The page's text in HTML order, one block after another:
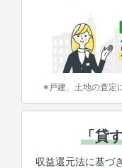
※戸建、土地の査定
「貸
収益還元法に基づ